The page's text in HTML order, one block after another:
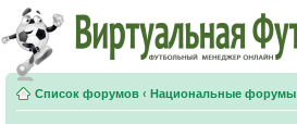
Список форумов ‹ Национальные форумы